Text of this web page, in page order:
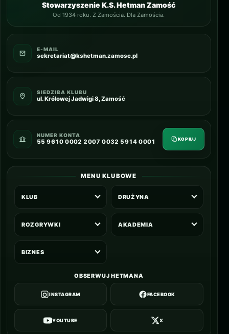
Stowarzyszenie K.S. Hetman Zamość
Od 1934 roku. Z Zamościa. Dla Zamościa.
E-MAIL
sekretariat@kshetman.zamosc.pl
SIEDZIBA KLUBU
ul. Królowej Jadwigi 8, Zamość
NUMER KONTA
55 9610 0002 2007 0032 5914 0001 KOPIUJ
MENU KLUBOWE
KLUB DRUŻYNA
ROZGRYWKI AKADEMIA
BIZNES
OBSERWUJ HETMANA
INSTAGRAM FACEBOOK
YOUTUBE X